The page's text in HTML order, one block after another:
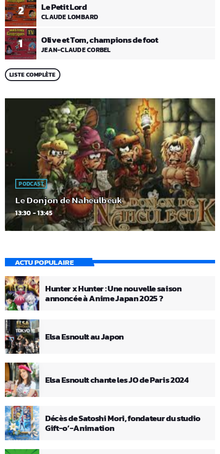
1 Olive et Tom, champions de foot
JEAN-CLAUDE CORBEL
2 Le Petit Lord
CLAUDE LOMBARD
LISTE COMPLÈTE
PODCAST
Le Donjon de Naheulbeuk
13:30 - 13:45
ACTU POPULAIRE
Hunter x Hunter : Une nouvelle saison
annoncée à Anime Japan 2025 ?
Elsa Esnoult au Japon
Elsa Esnoult chante les JO de Paris 2024
Décès de Satoshi Mori, fondateur du studio
Gift-o’-Animation